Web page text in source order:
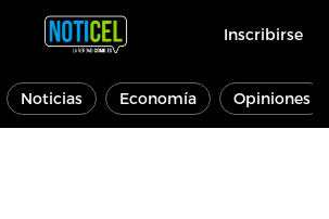
Inscribirse
Noticias Economía Opiniones